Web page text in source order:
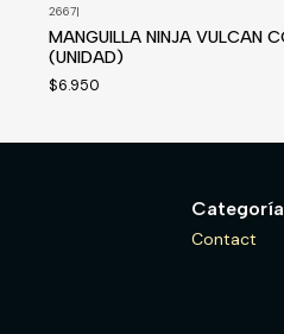
2667|
MANGUILLA NINJA VULCAN
(UNIDAD)
$6.950
Contact